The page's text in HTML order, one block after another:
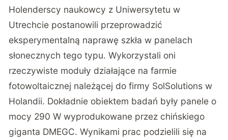
Holenderscy naukowcy z Uniwersytetu w
Utrechcie postanowili przeprowadzić
eksperymentalną naprawę szkła w panelach
słonecznych tego typu. Wykorzystali oni
rzeczywiste moduły działające na farmie
fotowoltaicznej należącej do firmy SolSolutions w
Holandii. Dokładnie obiektem badań były panele o
mocy 290 W wyprodukowane przez chińskiego
giganta DMEGC. Wynikami prac podzielili się na